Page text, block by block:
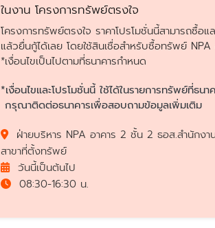
ในงาน โครงการทรัพย์ตรงใจ
โครงการทรัพย์ตรงใจ ราคาโปรโมชั่นนี้สามารถ
แล้วยื่นกู้ได้เลย โดยใช้สินเชื่อสำหรับซื้อทรัพย์
*เงื่อนไขเป็นไปตามที่ธนาคารกำหนด
*เงื่อนไขและโปรโมชั่นนี้ ใช้ได้ในรายการทรัพย์ที่ธนา
กรุณาติดต่อธนาคารเพื่อสอบถามข้อมูลเพิ่มเติม
ฝ่ายบริหาร NPA อาคาร 2 ชั้น 2 ธอส.สำนัก
สาขาที่ตั้งทรัพย์
วันนี้เป็นต้นไป
08:30-16:30 น.